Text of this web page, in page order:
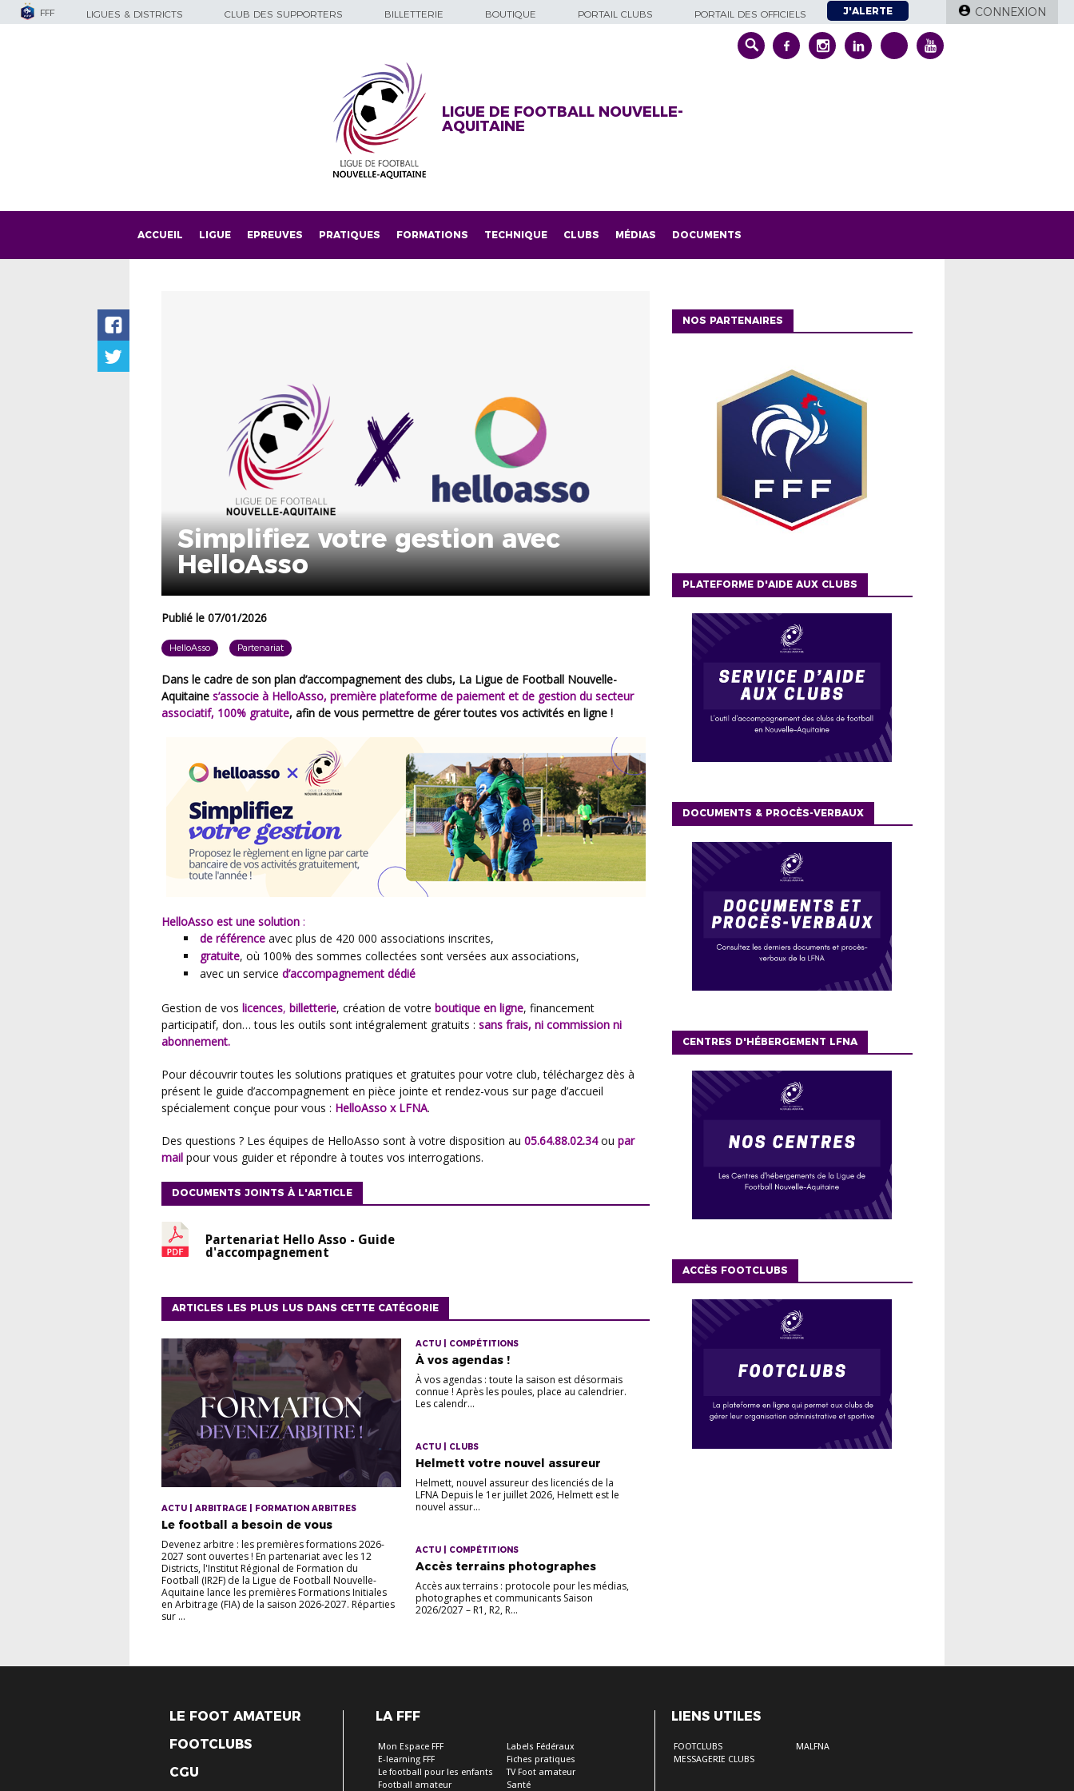
FFF LIGUES & DISTRICTS CLUB DES SUPPORTERS BILLETTERIE BOUTIQUE PORTAIL CLUBS PORTAIL DES OFFICIELS J'ALERTE CONNEXION
LIGUE DE FOOTBALL NOUVELLE-
AQUITAINE
ACCUEIL LIGUE EPREUVES PRATIQUES FORMATIONS TECHNIQUE CLUBS MÉDIAS DOCUMENTS
Simplifiez votre gestion avec
HelloAsso
Publié le 07/01/2026
HelloAsso Partenariat
Dans le cadre de son plan d’accompagnement des clubs, La Ligue de Football Nouvelle-
Aquitaine s’associe à HelloAsso, première plateforme de paiement et de gestion du secteur
associatif, 100% gratuite, afin de vous permettre de gérer toutes vos activités en ligne !
HelloAsso est une solution :
de référence avec plus de 420 000 associations inscrites,
gratuite, où 100% des sommes collectées sont versées aux associations,
avec un service d’accompagnement dédié
Gestion de vos licences, billetterie, création de votre boutique en ligne, financement
participatif, don… tous les outils sont intégralement gratuits : sans frais, ni commission ni
abonnement.
Pour découvrir toutes les solutions pratiques et gratuites pour votre club, téléchargez dès à
présent le guide d’accompagnement en pièce jointe et rendez-vous sur page d’accueil
spécialement conçue pour vous : HelloAsso x LFNA.
Des questions ? Les équipes de HelloAsso sont à votre disposition au 05.64.88.02.34 ou par
mail pour vous guider et répondre à toutes vos interrogations.
DOCUMENTS JOINTS À L'ARTICLE
Partenariat Hello Asso - Guide
d'accompagnement
ARTICLES LES PLUS LUS DANS CETTE CATÉGORIE
ACTU | ARBITRAGE | FORMATION ARBITRES
Le football a besoin de vous
Devenez arbitre : les premières formations 2026-
2027 sont ouvertes ! En partenariat avec les 12
Districts, l'Institut Régional de Formation du
Football (IR2F) de la Ligue de Football Nouvelle-
Aquitaine lance les premières Formations Initiales
en Arbitrage (FIA) de la saison 2026-2027. Réparties
sur ...
ACTU | COMPÉTITIONS
À vos agendas !
À vos agendas : toute la saison est désormais
connue ! Après les poules, place au calendrier.
Les calendr...
ACTU | CLUBS
Helmett votre nouvel assureur
Helmett, nouvel assureur des licenciés de la
LFNA Depuis le 1er juillet 2026, Helmett est le
nouvel assur...
ACTU | COMPÉTITIONS
Accès terrains photographes
Accès aux terrains : protocole pour les médias,
photographes et communicants Saison
2026/2027 – R1, R2, R...
NOS PARTENAIRES
PLATEFORME D'AIDE AUX CLUBS
DOCUMENTS & PROCÈS-VERBAUX
CENTRES D'HÉBERGEMENT LFNA
ACCÈS FOOTCLUBS
LE FOOT AMATEUR
FOOTCLUBS
CGU
LA FFF
Mon Espace FFF
E-learning FFF
Le football pour les enfants
Football amateur
Labels Fédéraux
Fiches pratiques
TV Foot amateur
Santé
LIENS UTILES
FOOTCLUBS
MESSAGERIE CLUBS
MALFNA